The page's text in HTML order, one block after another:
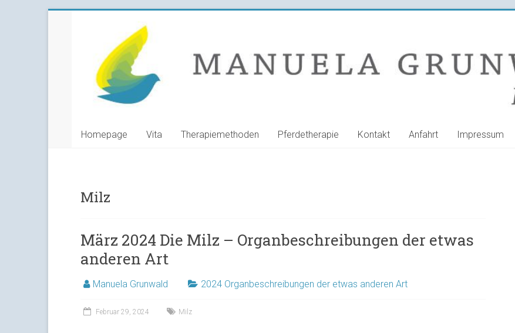
Manuela
Grunwald
Heilpraktikerin
Homepage Vita Therapiemethoden Pferdetherapie Kontakt Anfahrt Impressum
Milz
März 2024 Die Milz – Organbeschreibungen der etwas
anderen Art
Manuela Grunwald 2024 Organbeschreibungen der etwas anderen Art
Februar 29, 2024 Milz